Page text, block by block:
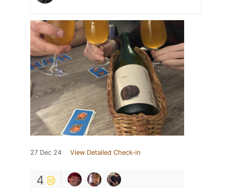
27 Dec 24 View Detailed Check-in
4